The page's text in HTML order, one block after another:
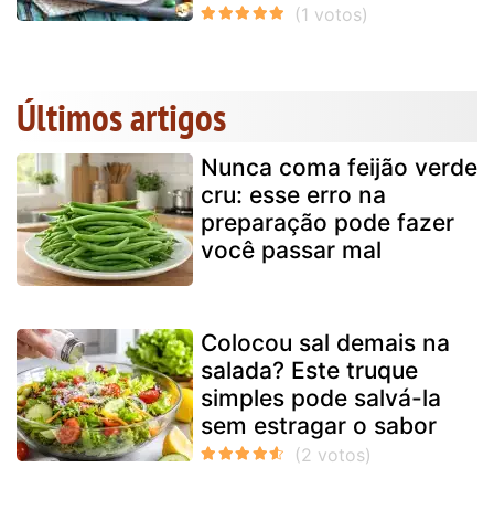
Últimos artigos
Nunca coma feijão verde
cru: esse erro na
preparação pode fazer
você passar mal
Colocou sal demais na
salada? Este truque
simples pode salvá-la
sem estragar o sabor